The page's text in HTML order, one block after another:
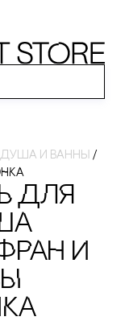
и ванны /
ДЛЯ
И